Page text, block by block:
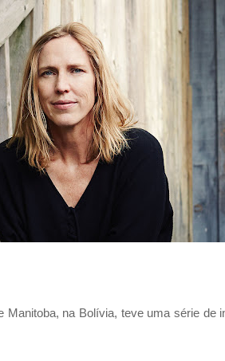
na Bolívia, teve uma série de